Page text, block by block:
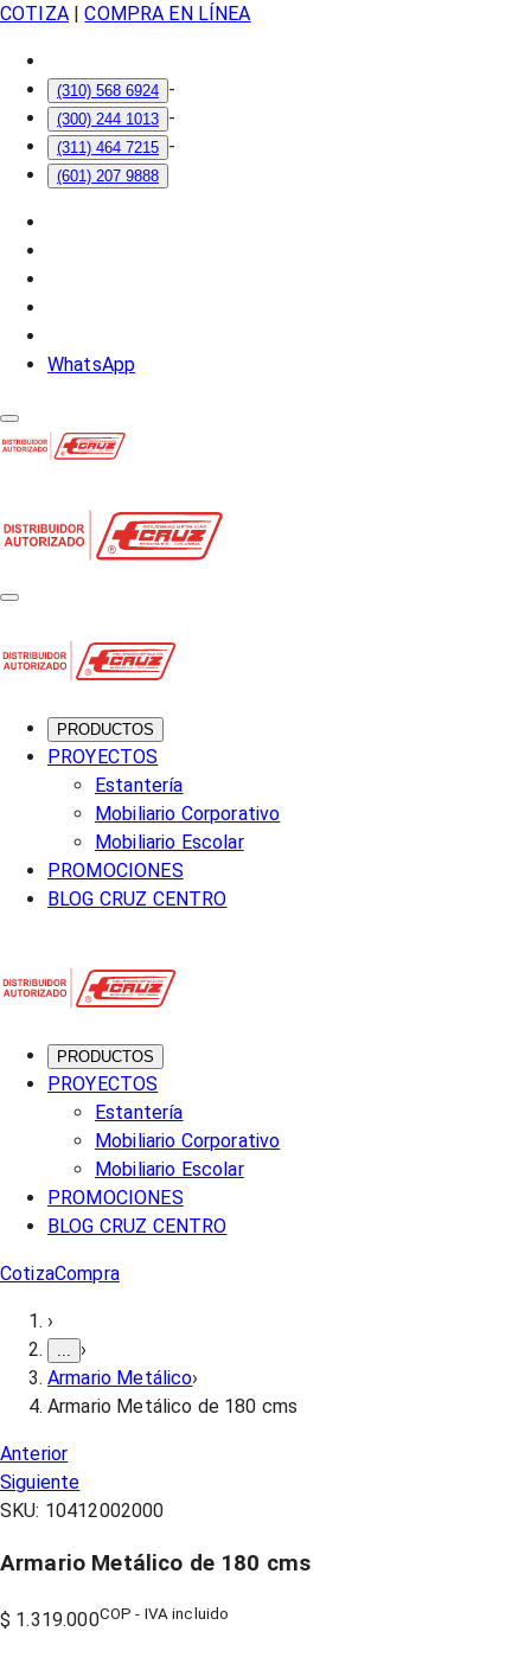
COTIZA| COMPRA EN LÍNEA
(310) 568 6924 -
(300) 244 1013 -
(311) 464 7215 -
(601) 207 9888
WhatsApp
PRODUCTOS
PROYECTOS
Estantería
Mobiliario Corporativo
Mobiliario Escolar
PROMOCIONES
BLOG CRUZ CENTRO
PRODUCTOS
PROYECTOS
Estantería
Mobiliario Corporativo
Mobiliario Escolar
PROMOCIONES
BLOG CRUZ CENTRO
CotizaCompra
›
›
Armario Metálico›
Armario Metálico de 180 cms
Anterior
Siguiente
SKU: 10412002000
Armario Metálico de 180 cms
$ 1.319.000COP - IVA incluido